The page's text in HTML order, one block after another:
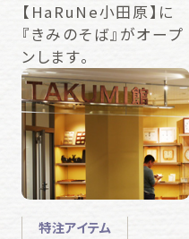
【HaRuNe小田原】に
『きみのそば』がオープ
ンします。
特注アイテム